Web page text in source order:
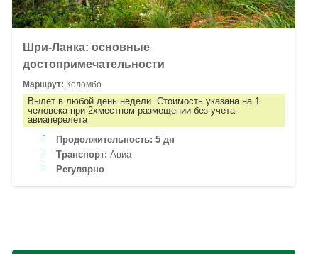
Шри-Ланка: основные
достопримечательности
Маршрут: Коломбо
Вылет в любой день недели. Стоимость указана на 1
человека при 2хместном размещении без учета
авиаперелета
Продолжительность: 5 дн
Транспорт: Авиа
Регулярно